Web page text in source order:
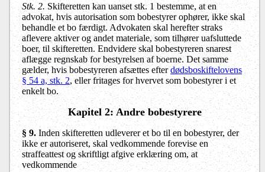
Stk. 2. Skifteretten kan uanset stk. 1 bestemme, at en
advokat, hvis autorisation som bobestyrer ophører, ikke skal
behandle et bo færdigt. Advokaten skal herefter straks
aflevere aktiver og andet materiale, som tilhører uafsluttede
boer, til skifteretten. Endvidere skal bobestyreren snarest
aflægge regnskab for bestyrelsen af boerne. Det samme
gælder, hvis bobestyreren afsættes efterdødsboskiftelovens
§ 54 a, stk. 2, eller fritages for hvervet som bobestyrer i et
enkelt bo.
Kapitel 2: Andre bobestyrere
§ 9. Inden skifteretten udleverer et bo til en bobestyrer, der
ikke er autoriseret, skal vedkommende forevise en
straffeattest og skriftligt afgive erklæring om, at
vedkommende